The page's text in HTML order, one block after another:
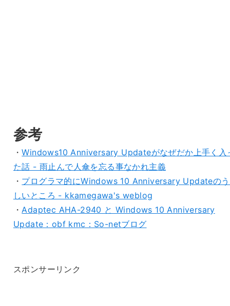
参考
・Windows10 Anniversary Updateがなぜだか上手く入
た話 - 雨止んで人傘を忘る事なかれ主義
・ プログラマ的にWindows 10 Anniversary Updateの
しいところ - kkamegawa's weblog
・ Adaptec AHA-2940 と Windows 10 Anniversary
Update：obf kmc：So-netブログ
スポンサーリンク